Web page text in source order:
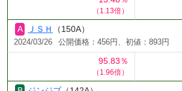
（1.13倍）
ＪＳＨ （150A）
2024/03/26 公開価格：456円、初値：893円
95.83％
（1.96倍）